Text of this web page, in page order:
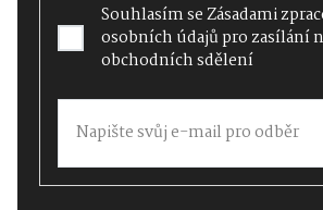
Souhlasím seZásadami
osobních údajůpro zasílání
obchodních sdělení